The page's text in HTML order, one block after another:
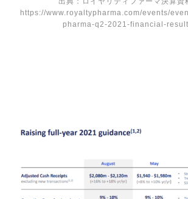
https://www.royaltypharma.com/events/
pharma-q2-2021-financial-